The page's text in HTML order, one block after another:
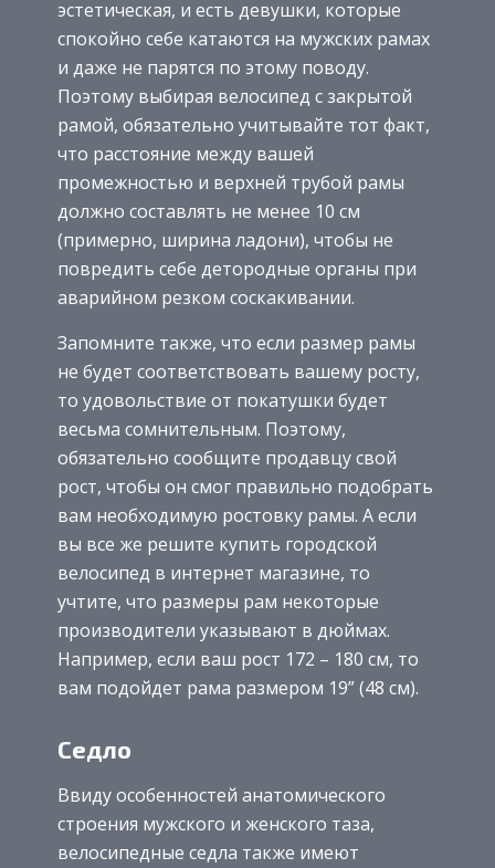
эстетическая, и есть девушки, которые
спокойно себе катаются на мужских рамах
и даже не парятся по этому поводу.
Поэтому выбирая велосипед с закрытой
рамой, обязательно учитывайте тот факт,
что расстояние между вашей
промежностью и верхней трубой рамы
должно составлять не менее 10 см
(примерно, ширина ладони), чтобы не
повредить себе детородные органы при
аварийном резком соскакивании.
Запомните также, что если размер рамы
не будет соответствовать вашему росту,
то удовольствие от покатушки будет
весьма сомнительным. Поэтому,
обязательно сообщите продавцу свой
рост, чтобы он смог правильно подобрать
вам необходимую ростовку рамы. А если
вы все же решите купить городской
велосипед в интернет магазине, то
учтите, что размеры рам некоторые
производители указывают в дюймах.
Например, если ваш рост 172 – 180 см, то
вам подойдет рама размером 19” (48 см).
Седло
Ввиду особенностей анатомического
строения мужского и женского таза,
велосипедные седла также имеют